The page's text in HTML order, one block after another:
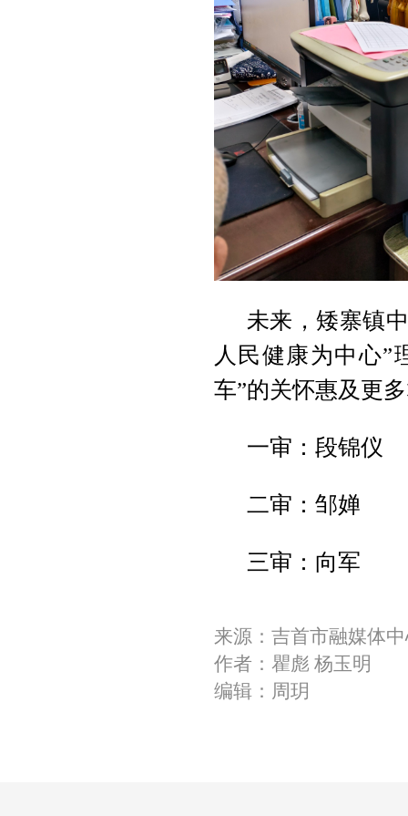
未来，矮寨镇
人民健康为中心”
车”的关怀惠及更
一审：段锦仪
二审：邹婵
三审：向军
来源：吉首市融媒体
作者：瞿彪 杨玉明
编辑：周玥